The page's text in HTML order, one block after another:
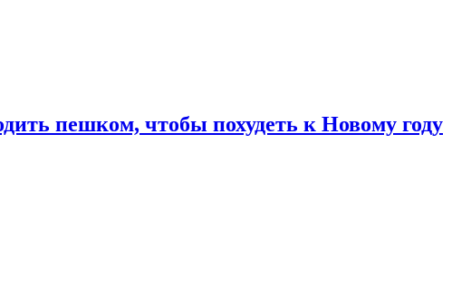
пешком, чтобы похудеть к Новому году